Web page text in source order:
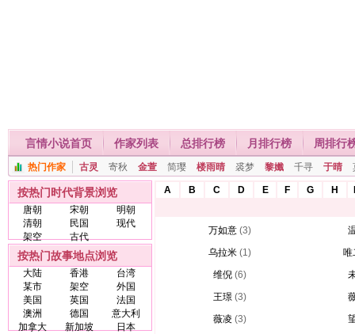
言情小说首页 作家列表 总排行榜 月排行榜 周排行
热门作家 古灵 寄秋 金萱 简璎 楼雨晴 裘梦 黎孅 千寻 于晴
按热门时代背景浏览
唐朝 宋朝
明朝
清朝
民国
现代
架空
古代
按热门故事地点浏览
大陆 香港
台湾
某市
架空
外国
美国
英国
法国
澳洲
德国
意大利
加拿大
新加坡
日本
A B C D E F G H
万如意 (3)
乌拉米 (1)
唯
维倪 (6)
王璟 (3)
薇凌 (3)